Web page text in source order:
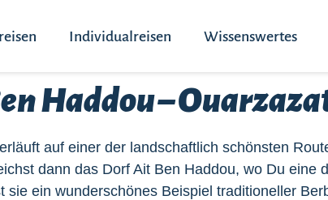
Individualreisen Wissenswertes
Haddou –
auf einer der landschaftlich schönsten
dann das Dorf Ait Ben Haddou, wo Du eine
ein wunderschönes Beispiel traditioneller